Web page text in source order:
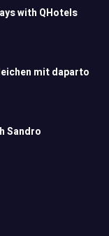
with QHotels
mit daparto
Sandro